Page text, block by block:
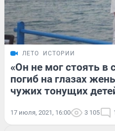
ЛЕТО ИСТОРИИ
«Он не мог стоять в
погиб на глазах
чужих тонущих
17 июля, 2021, 16:00 3 105